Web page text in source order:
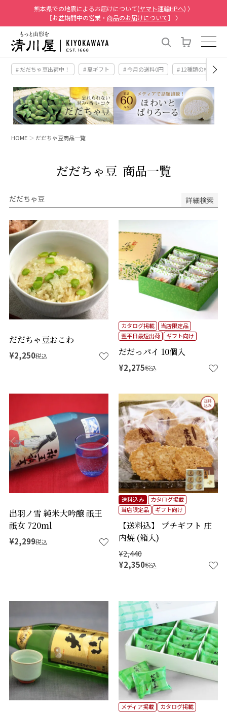
熊本県での地震によるお届けについて(ヤマト運輸HPへ) 〉
［お盆期間中の営業・ 商品のお届けについて］ 〉
# だだちゃ豆出荷中！ # 夏ギフト # 今月の送料0円 # 12種類の桃
HOME だだちゃ豆商品一覧
だだちゃ豆 商品一覧
だだちゃ豆 詳細検索
キーワード
商品番号
価格
タグ
在庫なし商品を表示しない
予約商品 予約商品のみを表示
価格が高い順
登録順
優先度順
レビュー順
キーワードヒット順
検索
だだちゃ豆おこわ
¥2,250税込 だだっパイ 10個入
カタログ掲載
当店限定品
翌平日最短出荷
ギフト向け
¥2,275税込
出羽ノ雪 純米大吟醸 祇王
祇女 720ml
¥2,299税込
【送料込】 プチギフト 庄
内焼 (箱入)
送料込み
カタログ掲載
当店限定品
ギフト向け
¥2,440
¥2,350税込
メディア掲載
カタログ掲載